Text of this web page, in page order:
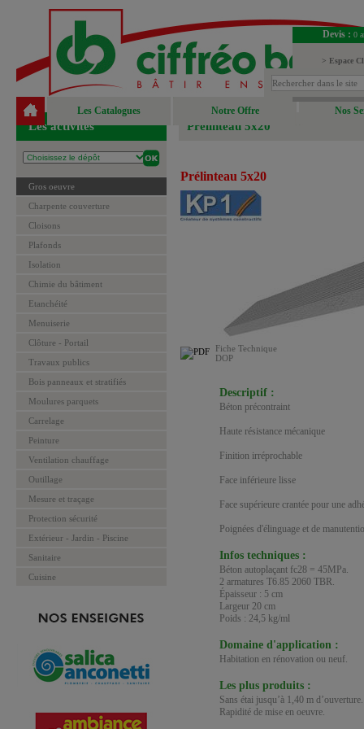
Devis : 0
> Espace
> Espace
Les Catalogues Notre Offre Nos
Les activités
Gros oeuvre
Charpente couverture
Cloisons
Plafonds
Isolation
Chimie du bâtiment
Etanchéité
Menuiserie
Clôture - Portail
Travaux publics
Bois panneaux et stratifiés
Moulures parquets
Carrelage
Peinture
Ventilation chauffage
Outillage
Mesure et traçage
Protection sécurité
Extérieur - Jardin - Piscine
Sanitaire
Cuisine
Prélinteau 5x20
Prélinteau 5x20
Fiche Technique
DOP
Descriptif :
Béton précontraint
Haute résistance mécanique
Finition irréprochable
Face inférieure lisse
Face supérieure crantée pour une
Poignées d'élinguage et de
Infos techniques :
Béton autoplaçant fc28 = 45MPa.
2 armatures T6.85 2060 TBR.
Épaisseur : 5 cm
Largeur 20 cm
Poids : 24,5 kg/ml
Domaine d'application :
Habitation en rénovation ou neuf.
Les plus produits :
Sans étai jusqu’à 1,40 m d’ouverture.
Rapidité de mise en oeuvre.